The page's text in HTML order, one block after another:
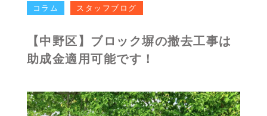
コラム スタッフブログ
【中野区】ブロック塀の撤去工事は
助成金適用可能です！